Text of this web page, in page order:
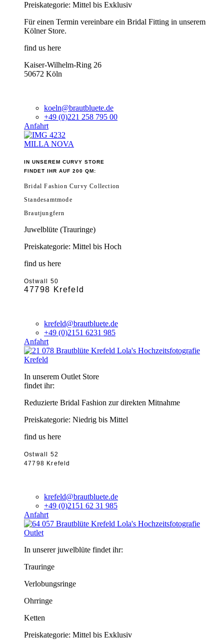
Preiskategorie: Mittel bis Exklusiv
Für einen Termin vereinbare ein Bridal Fitting in unserem
Kölner Store.
find us here
Kaiser-Wilhelm-Ring 26
50672 Köln
koeln@brautbluete.de
+49 (0)221 258 795 00
Anfahrt
MILLA NOVA
IN UNSEREM CURVY STORE
FINDET IHR AUF 200 QM:
Bridal Fashion Curvy Collection
Standesamtmode
Brautjungfern
Juwelblüte (Trauringe)
Preiskategorie: Mittel bis Hoch
find us here
Ostwall 50
47798 Krefeld
krefeld@brautbluete.de
+49 (0)2151 6231 985
Anfahrt
Krefeld
In unserem Outlet Store
findet ihr:
Reduzierte Bridal Fashion zur direkten Mitnahme
Preiskategorie: Niedrig bis Mittel
find us here
Ostwall 52
47798 Krefeld
krefeld@brautbluete.de
+49 (0)2151 62 31 985
Anfahrt
Outlet
In unserer juwelblüte findet ihr:
Trauringe
Verlobungsringe
Ohrringe
Ketten
Preiskategorie: Mittel bis Exklusiv